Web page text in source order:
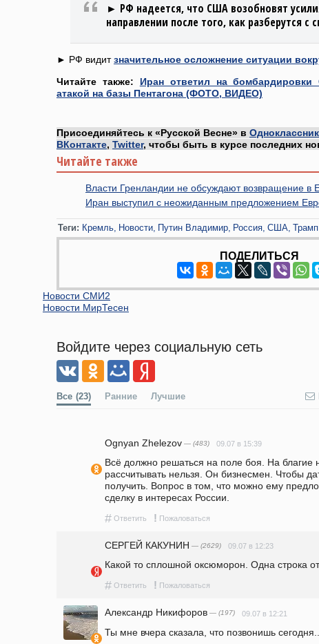
► РФ надеется, что США возобновят
направлении после того, как разберутся с
► РФ видитзначительное осложнение ситуации
Читайте также: Иран ответил на
атакой на базы Пентагона (ФОТО, ВИДЕО)
Присоединяйтесь к «Русской Весне» в
ВКонтакте, Twitter, чтобы быть в курсе последних
Читайте также
Власти Гренландии не обсуждают возвращение в
Иран выступил с неожиданным предложением
Теги: Кремль Новости Путин Владимир Россия США
ПОДЕЛИТЬСЯ
Новости СМИ2
Новости МирТесен
Войдите через социальную сеть
Все (23) Ранние Лучшие
Ognyan Zhelezov — (483) 09.07 в 15:39
Всё должно решаться на поле боя. На благие
рассчитывать нельзя. Он бизнесмен. Чтобы
получить. Вопрос в том, что можно ему
сделку в интересах России.
# Ответить ! Пожаловаться
СЕРГЕЙ КАКУНИН — (2629) 09.07 в 12:23
Какой то сплошной оксюморон. Одна строка
# Ответить ! Пожаловаться
Александр Никифоров — (197) 09.07 в 12:21
Ты мне вчера сказала, что позвонишь